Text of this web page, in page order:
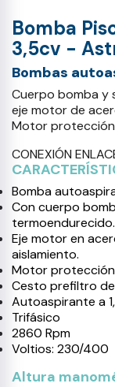
Bomba
3,5cv -
Bombas
Cuerpo bomba y
eje motor de
Motor
CONEXIÓN
Bomba
Con cuerpo
termoendurecido.
Eje motor en
aislamiento.
Motor
Cesto prefiltro
Autoaspirante a
Trifásico
2860 Rpm
Voltios: 230/400
Altura